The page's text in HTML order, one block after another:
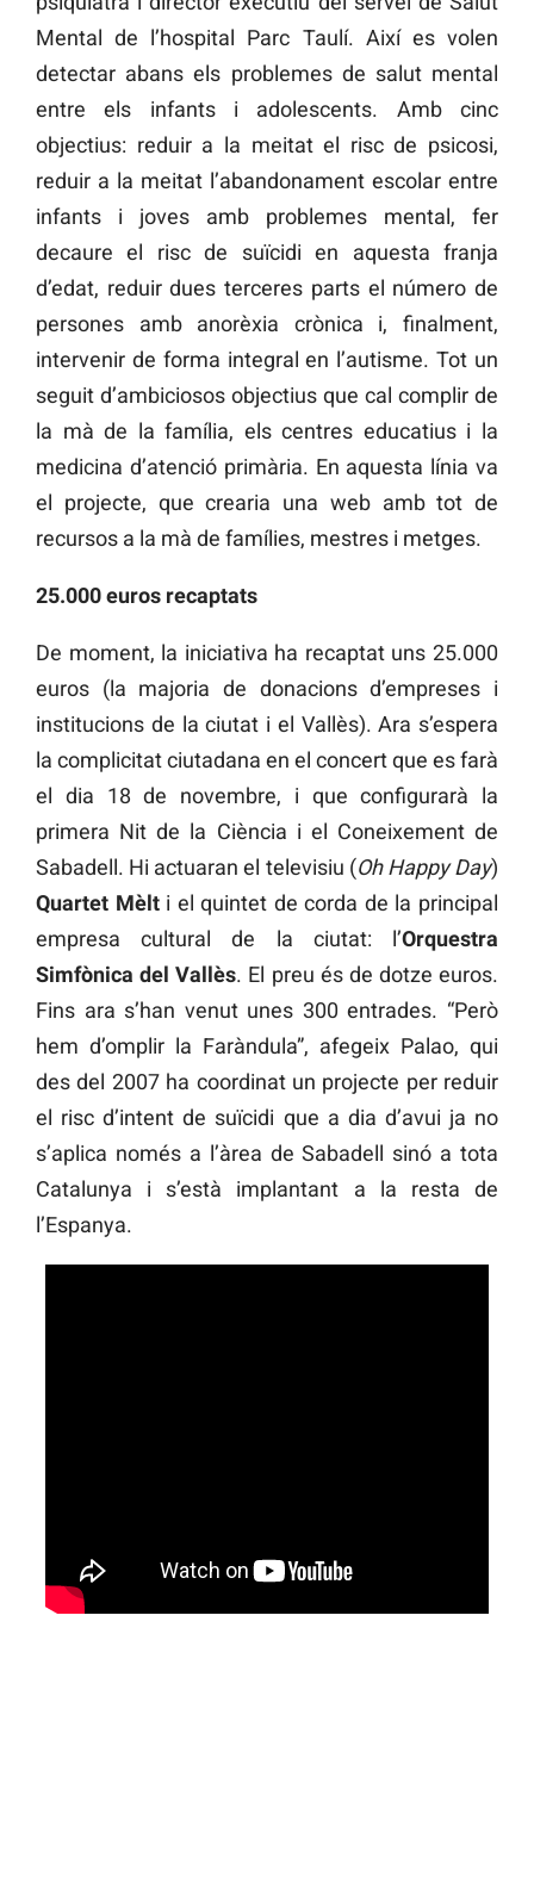
Mental de l’hospital Parc Taulí. Així es volen
detectar abans els problemes de salut mental
entre els infants i adolescents. Amb cinc
objectius: reduir a la meitat el risc de psicosi,
reduir a la meitat l’abandonament escolar entre
infants i joves amb problemes mental, fer
decaure el risc de suïcidi en aquesta franja
d’edat, reduir dues terceres parts el número de
persones amb anorèxia crònica i, finalment,
intervenir de forma integral en l’autisme. Tot un
seguit d’ambiciosos objectius que cal complir de
la mà de la família, els centres educatius i la
medicina d’atenció primària. En aquesta línia va
el projecte, que crearia una web amb tot de
recursos a la mà de famílies, mestres i metges.
25.000 euros recaptats
De moment, la iniciativa ha recaptat uns 25.000
euros (la majoria de donacions d’empreses i
institucions de la ciutat i el Vallès). Ara s’espera
la complicitat ciutadana en el concert que es farà
el dia 18 de novembre, i que configurarà la
primera Nit de la Ciència i el Coneixement de
Sabadell. Hi actuaran el televisiu (Oh Happy Day)
Quartet Mèlti el quintet de corda de la principal
empresa cultural de la ciutat: l’Orquestra
Simfònica del Vallès. El preu és de dotze euros.
Fins ara s’han venut unes 300 entrades. “Però
hem d’omplir la Faràndula”, afegeix Palao, qui
des del 2007 ha coordinat un projecte per reduir
el risc d’intent de suïcidi que a dia d’avui ja no
s’aplica només a l’àrea de Sabadell sinó a tota
Catalunya i s’està implantant a la resta de
l’Espanya.